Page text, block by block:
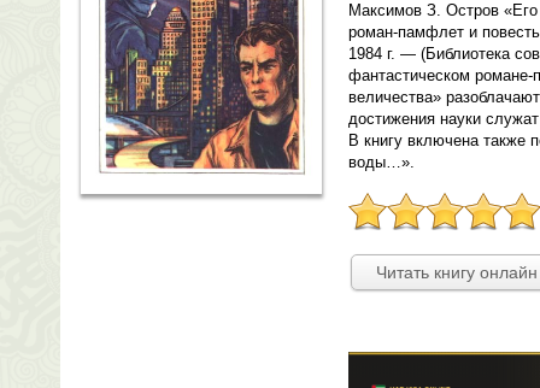
Максимов З. Остров «Его
роман-памфлет и
1984 г. — (Библиотека
фантастическом
величества»
достижения науки
В книгу включена также
воды…».
Читать книгу